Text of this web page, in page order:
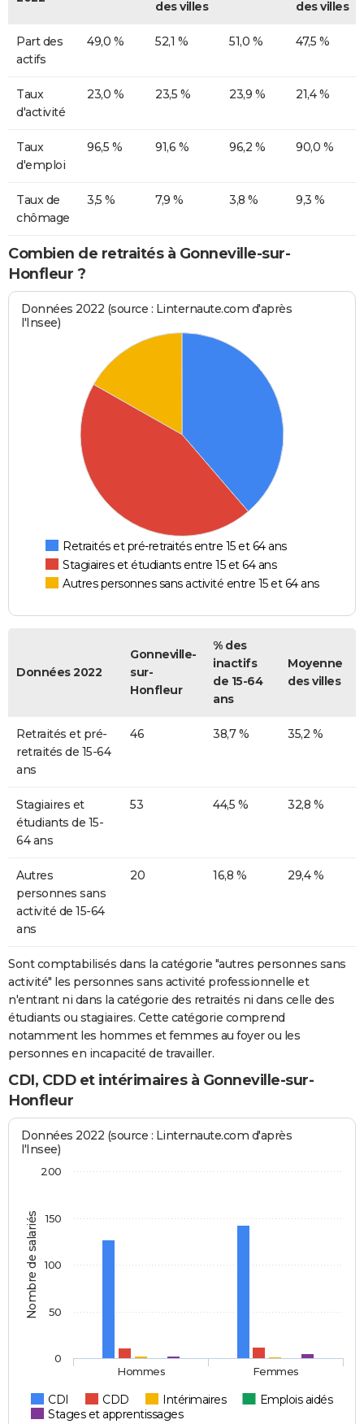
des villes des villes
Part des
actifs
49,0 % 52,1 % 51,0 % 47,5 %
Taux
d'activité
23,0 % 23,5 % 23,9 % 21,4 %
Taux
d'emploi
96,5 % 91,6 % 96,2 % 90,0 %
Taux de
chômage
3,5 % 7,9 % 3,8 % 9,3 %
Combien de retraités à Gonneville-sur-
Honfleur ?
Données 2022 (source : Linternaute.com d'après
l'Insee)
Retraités et pré-retraités entre 15 et 64 ans
Stagiaires et étudiants entre 15 et 64 ans
Autres personnes sans activité entre 15 et 64 ans
Données 2022
Gonneville-
sur-
Honfleur
% des
inactifs
de 15-64
ans
Moyenne
des villes
Retraités et pré-
retraités de 15-64
ans
46 38,7 % 35,2 %
Stagiaires et
étudiants de 15-
64 ans
53 44,5 % 32,8 %
Autres
personnes sans
activité de 15-64
ans
20 16,8 % 29,4 %
Sont comptabilisés dans la catégorie "autres personnes sans
activité" les personnes sans activité professionnelle et
n'entrant ni dans la catégorie des retraités ni dans celle des
étudiants ou stagiaires. Cette catégorie comprend
notamment les hommes et femmes au foyer ou les
personnes en incapacité de travailler.
CDI, CDD et intérimaires à Gonneville-sur-
Honfleur
Nombre de salariés
Données 2022 (source : Linternaute.com d'après
l'Insee)
CDI CDD Intérimaires
Emplois aidés
Stages et apprentissages
Hommes Femmes
0
50
100
150
200